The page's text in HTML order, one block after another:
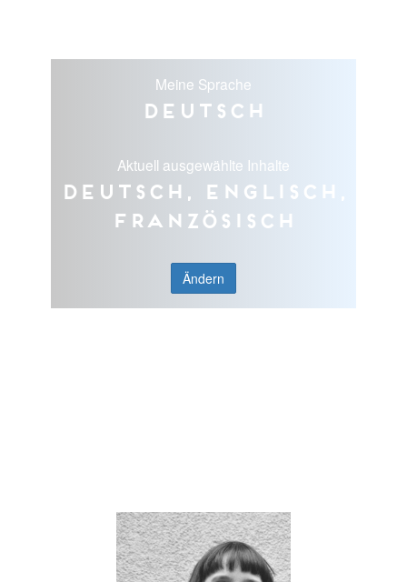
Meine Sprache
Deutsch
Aktuell ausgewählte Inhalte
Deutsch, Englisch,
Französisch
Ändern